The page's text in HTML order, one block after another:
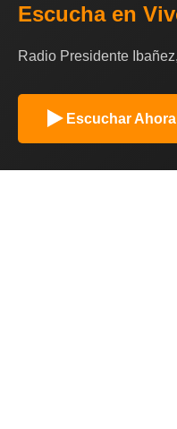
Escucha en
Radio Presidente
Escuchar Ahora